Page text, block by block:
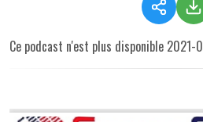
Ce podcast n'est plus disponible